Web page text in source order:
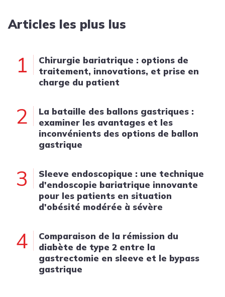
Articles les plus lus
1
Chirurgie bariatrique : options de
traitement, innovations, et prise en
charge du patient
2
La bataille des ballons gastriques :
examiner les avantages et les
inconvénients des options de ballon
gastrique
3
Sleeve endoscopique : une technique
d'endoscopie bariatrique innovante
pour les patients en situation
d'obésité modérée à sévère
4
Comparaison de la rémission du
diabète de type 2 entre la
gastrectomie en sleeve et le bypass
gastrique